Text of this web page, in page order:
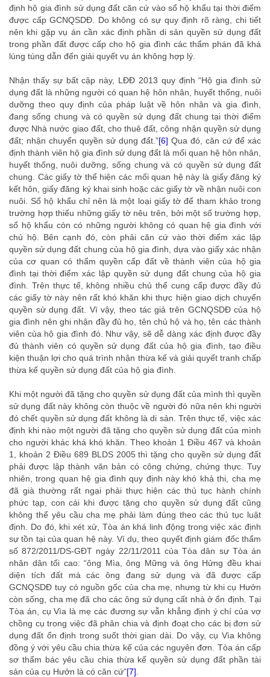
định hộ gia đình sử dụng đất căn cứ vào sổ hộ khẩu tại thời điểm
được cấp GCNQSDĐ. Do không có sự quy định rõ ràng, chi tiết
nên khi gặp vụ án cần xác định phần di sản quyền sử dụng đất
trong phần đất được cấp cho hộ gia đình các thẩm phán đã khá
lúng túng dẫn đến giải quyết vụ án không hợp lý.
Nhận thấy sự bất cập này, LĐĐ 2013 quy định“Hộ gia đình sử
dụng đất là những người có quan hệ hôn nhân, huyết thống, nuôi
dưỡng theo quy định của pháp luật về hôn nhân và gia đình,
đang sống chung và có quyền sử dụng đất chung tại thời điểm
được Nhà nước giao đất, cho thuê đất, công nhận quyền sử dụng
đất; nhận chuyển quyền sử dụng đất.”[6] Qua đó, căn cứ để xác
định thành viên hộ gia đình sử dụng đất là mối quan hệ hôn nhân,
huyết thống, nuôi dưỡng, sống chung và có quyền sử dụng đất
chung. Các giấy tờ thể hiện các mối quan hệ này là giấy đăng ký
kết hôn, giấy đăng ký khai sinh hoặc các giấy tờ về nhận nuôi con
nuôi. Sổ hộ khẩu chỉ nên là một loại giấy tờ để tham khảo trong
trường hợp thiếu những giấy tờ nêu trên, bởi một số trường hợp,
sổ hộ khẩu còn có những người không có quan hệ gia đình với
chủ hộ. Bên cạnh đó, còn phải căn cứ vào thời điểm xác lập
quyền sử dụng đất chung của hộ gia đình, dựa vào giấy xác nhận
của cơ quan có thẩm quyền cấp đất về thành viên của hộ gia
đình tại thời điểm xác lập quyền sử dụng đất chung của hộ gia
đình. Trên thực tế, không nhiều chủ thể cung cấp được đầy đủ
các giấy tờ này nên rất khó khăn khi thực hiện giao dịch chuyển
quyền sử dụng đất. Vì vậy, theo tác giả trên GCNQSDĐ của hộ
gia đình nên ghi nhận đầy đủ họ, tên chủ hộ và họ, tên các thành
viên của hộ gia đình đó. Như vậy, sẽ dễ dàng xác định được đầy
đủ thành viên có quyền sử dụng đất của hộ gia đình, tạo điều
kiện thuận lợi cho quá trình nhận thừa kế và giải quyết tranh chấp
thừa kế quyền sử dụng đất của hộ gia đình.
Khi một người đã tặng cho quyền sử dụng đất của mình thì quyền
sử dụng đất này không còn thuộc về người đó nữa nên khi người
đó chết quyền sử dụng đất không là di sản. Trên thực tế, việc xác
định khi nào một người đã tặng cho quyền sử dụng đất của mình
cho người khác khá khó khăn. Theo khoản 1 Điều 467 và khoản
1, khoản 2 Điều 689 BLDS 2005 thì tặng cho quyền sử dụng đất
phải được lập thành văn bản có công chứng, chứng thực. Tuy
nhiên, trong quan hệ gia đình quy định này khó khả thi, cha mẹ
đã già thường rất ngại phải thực hiện các thủ tục hành chính
phức tạp, con cái khi được tặng cho quyền sử dụng đất cũng
không thể yêu cầu cha mẹ phải làm đúng theo các thủ tục luật
định. Do đó, khi xét xử, Tòa án khá linh động trong việc xác định
sự tồn tại của quan hệ này. Ví dụ, theo quyết định giám đốc thẩm
số 872/2011/DS-GĐT ngày 22/11/2011 của Tòa dân sự Tòa án
nhân dân tối cao: “ông Mìa, ông Mững và ông Hửng đều khai
diện tích đất mà các ông đang sử dụng và đã được cấp
GCNQSDĐ tuy có nguồn gốc của cha mẹ, nhưng từ khi cụ Hưởn
còn sống, cha mẹ đã cho các ông sử dụng cất nhà ở ổn định. Tại
Tòa án, cụ Vìa là mẹ các đương sự vẫn khẳng định ý chí của vợ
chồng cụ trong việc đã phân chia và định đoạt cho các bị đơn sử
dụng đất ổn định trong suốt thời gian dài. Do vậy, cụ Vìa không
đồng ý với yêu cầu chia thừa kế của các nguyên đơn. Tòa án cấp
sơ thẩm bác yêu cầu chia thừa kế quyền sử dụng đất phần tài
sản của cụ Hưởn là có căn cứ”[7]